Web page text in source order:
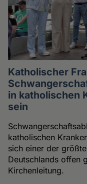
Katholischer
in katholischen
sein
katholischen
sich einer der
Deutschlands offen
Kirchenleitung.